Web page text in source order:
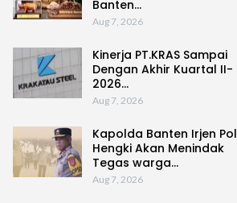
Banten…
Aug 7, 2026
Kinerja PT.KRAS Sampai
Dengan Akhir Kuartal II-
2026…
Aug 7, 2026
Kapolda Banten Irjen Pol
Hengki Akan Menindak
Tegas warga…
Aug 7, 2026